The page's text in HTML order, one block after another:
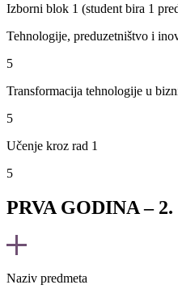
Izborni blok 1 (student bira 1
Tehnologije, preduzetništvo i
5
Transformacija tehnologije u
5
Učenje kroz rad 1
5
PRVA GODINA –
Naziv predmeta